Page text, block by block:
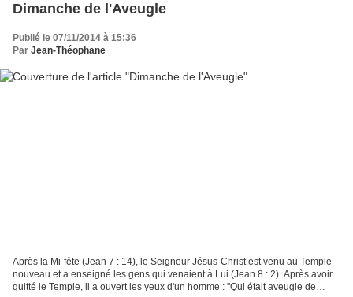
Dimanche de l'Aveugle
Publié le 07/11/2014 à 15:36
Par Jean-Théophane
Après la Mi-fête (Jean 7 : 14), le Seigneur Jésus-Christ est venu au Temple
nouveau et a enseigné les gens qui venaient à Lui (Jean 8 : 2). Après avoir
quitté le Temple, il a ouvert les yeux d'un homme : "Qui était aveugle de